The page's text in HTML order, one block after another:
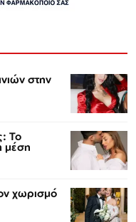
στην
Το
μέση
χωρισμό